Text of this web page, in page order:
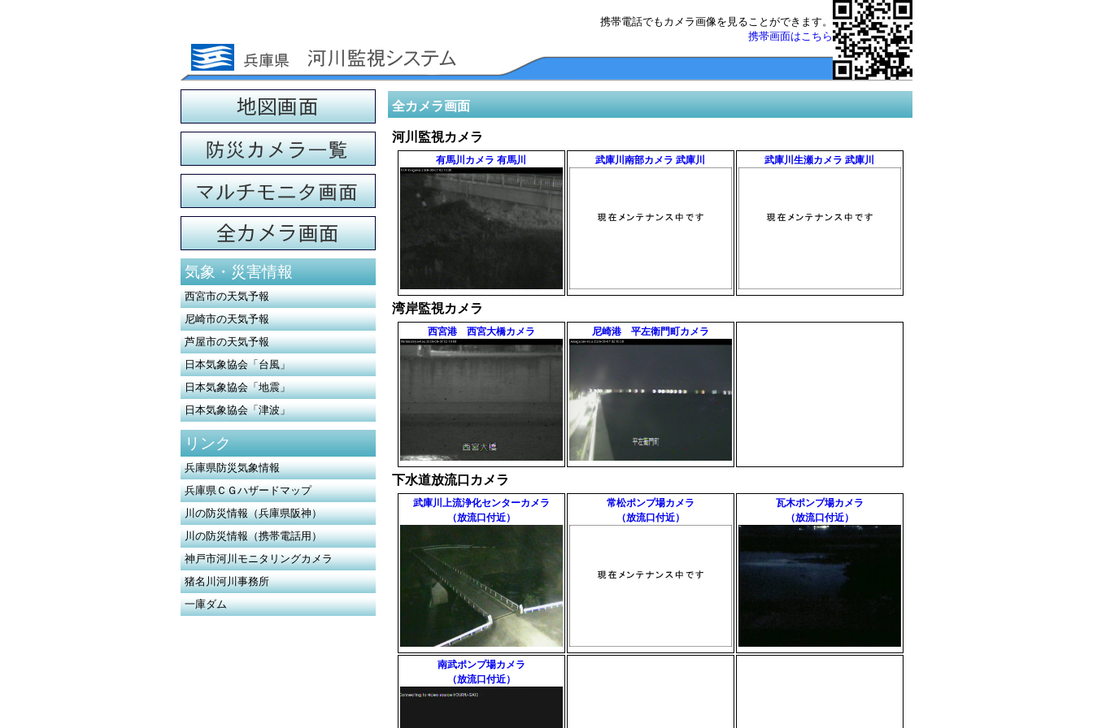
携帯電話でもカメラ画像を見ることができます。
携帯画面はこちら
気象・災害情報
西宮市の天気予報
尼崎市の天気予報
芦屋市の天気予報
日本気象協会「台風」
日本気象協会「地震」
日本気象協会「津波」
リンク
兵庫県防災気象情報
兵庫県ＣＧハザードマップ
川の防災情報（兵庫県阪神）
川の防災情報（携帯電話用）
神戸市河川モニタリングカメラ
猪名川河川事務所
一庫ダム
全カメラ画面
河川監視カメラ
有馬川カメラ 有馬川 武庫川南部カメラ 武庫川 武庫川生瀬カメラ 武庫川
湾岸監視カメラ
西宮港 西宮大橋カメラ 尼崎港 平左衛門町カメラ
下水道放流口カメラ
武庫川上流浄化センターカメラ
（放流口付近）
常松ポンプ場カメラ
（放流口付近）
瓦木ポンプ場カメラ
（放流口付近）
南武ポンプ場カメラ
（放流口付近）